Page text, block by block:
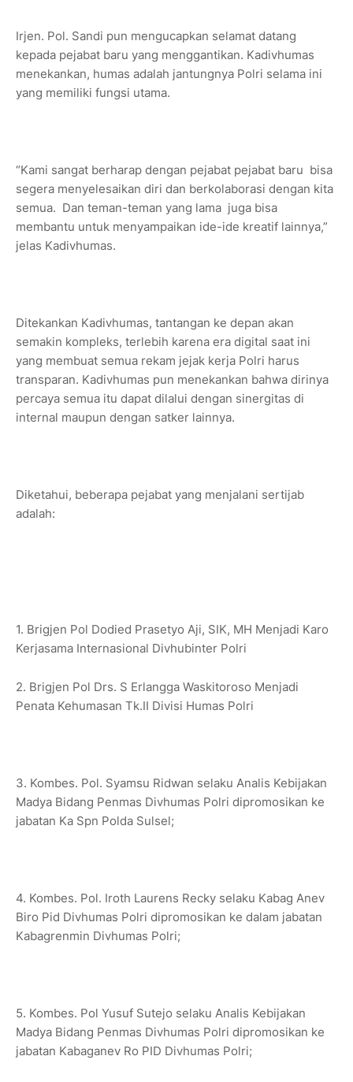
Irjen. Pol. Sandi pun mengucapkan selamat datang
kepada pejabat baru yang menggantikan. Kadivhumas
menekankan, humas adalah jantungnya Polri selama ini
yang memiliki fungsi utama.
“Kami sangat berharap dengan pejabat pejabat baru bisa
segera menyelesaikan diri dan berkolaborasi dengan kita
semua. Dan teman-teman yang lama juga bisa
membantu untuk menyampaikan ide-ide kreatif lainnya,”
jelas Kadivhumas.
Ditekankan Kadivhumas, tantangan ke depan akan
semakin kompleks, terlebih karena era digital saat ini
yang membuat semua rekam jejak kerja Polri harus
transparan. Kadivhumas pun menekankan bahwa dirinya
percaya semua itu dapat dilalui dengan sinergitas di
internal maupun dengan satker lainnya.
Diketahui, beberapa pejabat yang menjalani sertijab
adalah:
1. Brigjen Pol Dodied Prasetyo Aji, SIK, MH Menjadi Karo
Kerjasama Internasional Divhubinter Polri
2. Brigjen Pol Drs. S Erlangga Waskitoroso Menjadi
Penata Kehumasan Tk.II Divisi Humas Polri
3. Kombes. Pol. Syamsu Ridwan selaku Analis Kebijakan
Madya Bidang Penmas Divhumas Polri dipromosikan ke
jabatan Ka Spn Polda Sulsel;
4. Kombes. Pol. Iroth Laurens Recky selaku Kabag Anev
Biro Pid Divhumas Polri dipromosikan ke dalam jabatan
Kabagrenmin Divhumas Polri;
5. Kombes. Pol Yusuf Sutejo selaku Analis Kebijakan
Madya Bidang Penmas Divhumas Polri dipromosikan ke
jabatan Kabaganev Ro PID Divhumas Polri;